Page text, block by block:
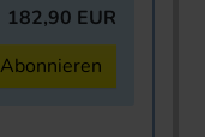
182,90 EUR
Abonnieren